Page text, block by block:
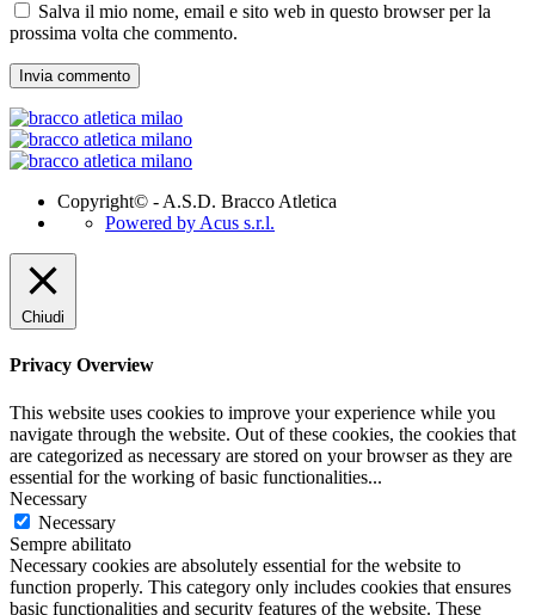
Salva il mio nome, email e sito web in questo browser per la
prossima volta che commento.
Copyright© - A.S.D. Bracco Atletica
Powered by Acus s.r.l.
Chiudi
Privacy Overview
This website uses cookies to improve your experience while you
navigate through the website. Out of these cookies, the cookies that
are categorized as necessary are stored on your browser as they are
essential for the working of basic functionalities...
Necessary
Necessary
Sempre abilitato
Necessary cookies are absolutely essential for the website to
function properly. This category only includes cookies that ensures
basic functionalities and security features of the website. These